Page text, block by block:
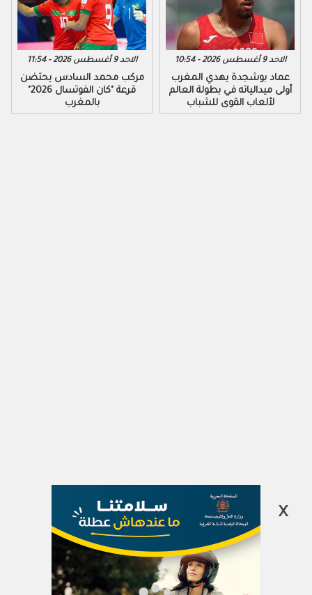
الاحد 9 أغسطس 2026 - 11:54
مركب محمد السادس يحتضن
قرعة "كان الفوتسال 2026"
بالمغرب
الاحد 9 أغسطس 2026 - 10:54
عماد بوشجدة يهدي المغرب
أولى ميدالياته في بطولة العالم
لألعاب القوى للشباب